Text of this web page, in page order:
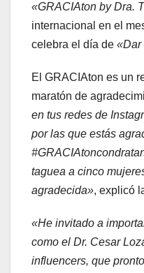
«GRACIAton by Dra.
internacional en el
celebra el día de «Dar
El GRACIAton es un
maratón de
en tus redes de
por las que estás
taguea a cinco
agradecida», explicó
«He invitado a
como el Dr. Cesar
influencers, que